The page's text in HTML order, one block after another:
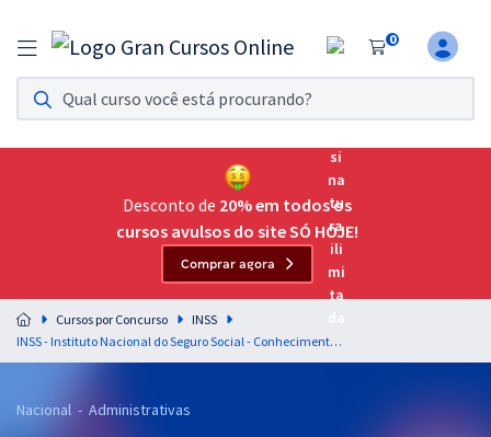
0
Assinatura Ilimitada 11
Acesso a todos os cursos. Teste grátis por 7 dias!
Assinatura OAB Até Passar
Acesso ilimitado a toda preparação para o Exame da
Residências Multiprofissionais
Preparação completa e intensiva para as principais
residências em saúde do Brasil
Desconto de 20% em todos os
cursos avulsos do site SÓ HOJE!
Comprar agora
Cursos por Concurso
INSS
INSS - Instituto Nacional do Seguro Social - Conhecimentos Específicos para o Cargo de Técnico do Seguro Social (Pré-edital)
Nacional - Administrativas